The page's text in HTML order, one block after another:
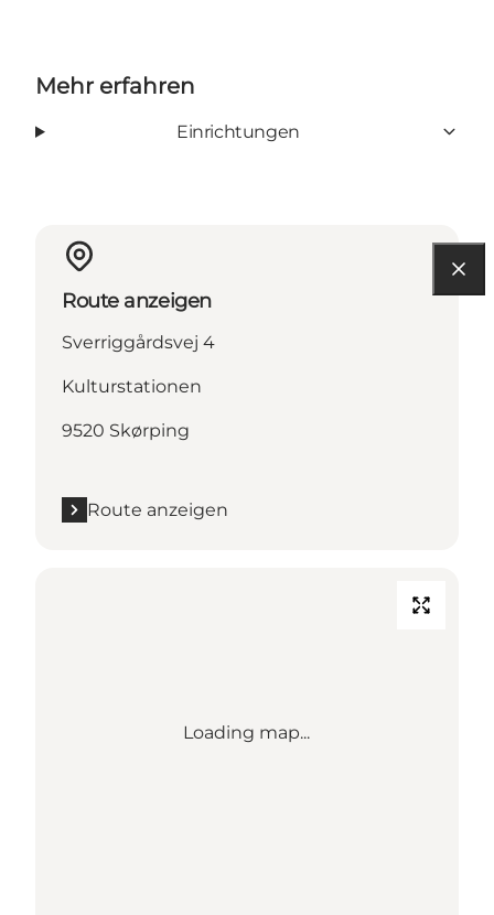
Mehr erfahren
Einrichtungen
Route anzeigen
Sverriggårdsvej 4
Kulturstationen
9520 Skørping
Route anzeigen
Loading map...